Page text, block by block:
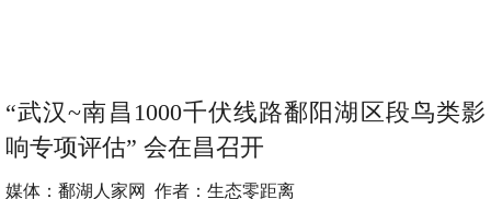
“武汉~南昌1000千伏线路鄱阳湖区段鸟类影
响专项评估” 会在昌召开
媒体：鄱湖人家网 作者：生态零距离